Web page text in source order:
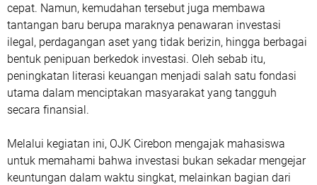
cepat. Namun, kemudahan tersebut juga membawa
tantangan baru berupa maraknya penawaran investasi
ilegal, perdagangan aset yang tidak berizin, hingga berbagai
bentuk penipuan berkedok investasi. Oleh sebab itu,
peningkatan literasi keuangan menjadi salah satu fondasi
utama dalam menciptakan masyarakat yang tangguh
secara finansial.
Melalui kegiatan ini, OJK Cirebon mengajak mahasiswa
untuk memahami bahwa investasi bukan sekadar mengejar
keuntungan dalam waktu singkat, melainkan bagian dari